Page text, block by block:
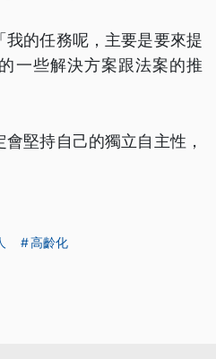
我的任務呢，主要是要來提
一些解決方案跟法案的推
堅持自己的獨立自主性，
高齡化